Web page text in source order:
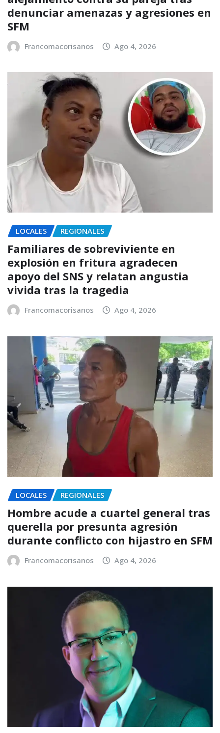
denunciar amenazas y agresiones en
SFM
Francomacorisanos Ago 4, 2026
LOCALES REGIONALES
Familiares de sobreviviente en
explosión en fritura agradecen
apoyo del SNS y relatan angustia
vivida tras la tragedia
Francomacorisanos Ago 4, 2026
LOCALES REGIONALES
Hombre acude a cuartel general tras
querella por presunta agresión
durante conflicto con hijastro en SFM
Francomacorisanos Ago 4, 2026